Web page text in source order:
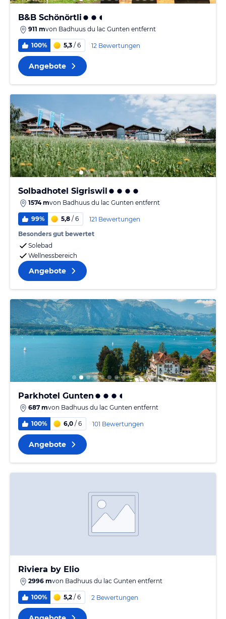
B&B Schönörtli
911 mvon Badhuus du lac Gunten entfernt
100% 5,3 / 6 12 Bewertungen
Angebote
Solbadhotel Sigriswil
1574 mvon Badhuus du lac Gunten entfernt
99% 5,8 / 6
121 Bewertungen
Besonders gut bewertet
Solebad
Wellnessbereich
Angebote
Parkhotel Gunten
687 mvon Badhuus du lac Gunten entfernt
100% 6,0 / 6 101 Bewertungen
Angebote
Riviera by Elio
2996 mvon Badhuus du lac Gunten entfernt
100% 5,2 / 6 2 Bewertungen